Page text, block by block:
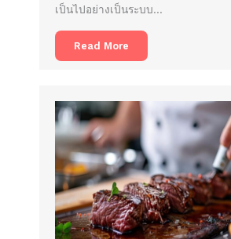
เป็นไปอย่างเป็นระบบ…
Read More